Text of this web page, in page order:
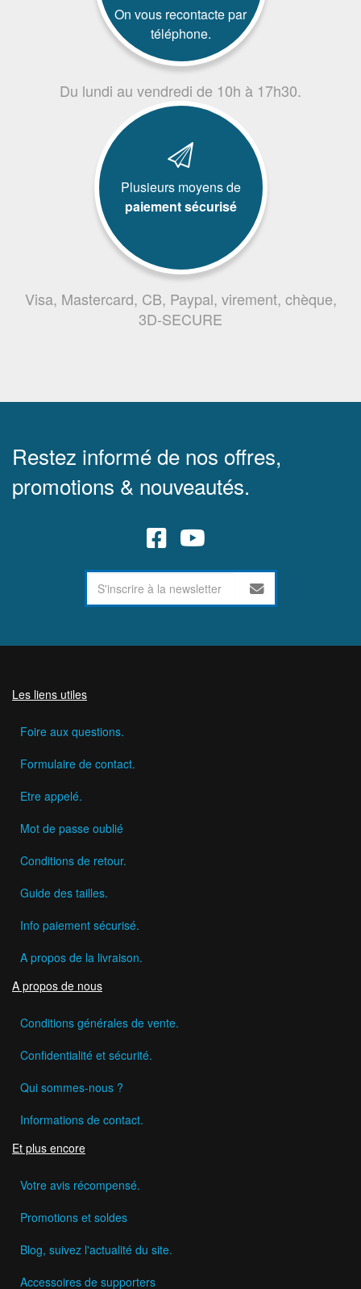
On vous recontacte par
téléphone.
Du lundi au vendredi de 10h à 17h30.
Plusieurs moyens de
paiement sécurisé
Visa, Mastercard, CB, Paypal, virement, chèque,
3D-SECURE
Restez informé de nos offres,
promotions & nouveautés.
Les liens utiles
Foire aux questions.
Formulaire de contact.
Etre appelé.
Mot de passe oublié
Conditions de retour.
Guide des tailles.
Info paiement sécurisé.
A propos de la livraison.
A propos de nous
Conditions générales de vente.
Confidentialité et sécurité.
Qui sommes-nous ?
Informations de contact.
Et plus encore
Votre avis récompensé.
Promotions et soldes
Blog, suivez l'actualité du site.
Accessoires de supporters